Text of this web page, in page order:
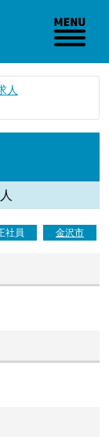
人
社員 金沢市